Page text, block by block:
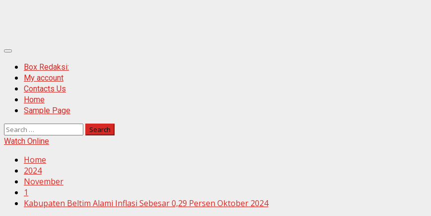
Primary
MenuBox Redaksi:
My account
Contacts Us
Home
Sample Page
Search
for:
Watch Online
Home
2024
November
1
Kabupaten Beltim Alami Inflasi Sebesar 0,29 Persen Oktober 2024